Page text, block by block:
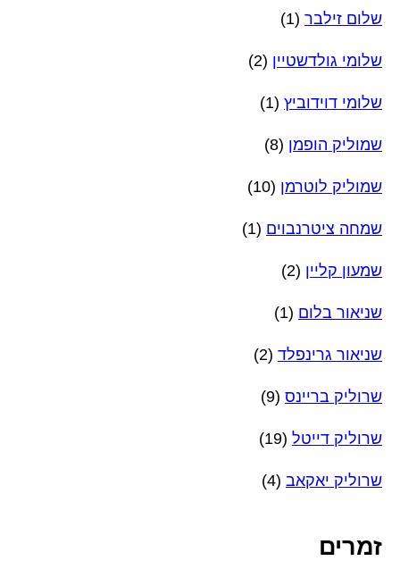
שלום זילבר (1)
שלומי גולדשטיין (2)
שלומי דוידוביץ (1)
שמוליק הופמן (8)
שמוליק לוטרמן (10)
שמחה ציטרנבוים (1)
שמעון קליין (2)
שניאור בלום (1)
שניאור גרינפלד (2)
שרוליק בריינס (9)
שרוליק דייטל (19)
שרוליק יאקאב (4)
זמרים